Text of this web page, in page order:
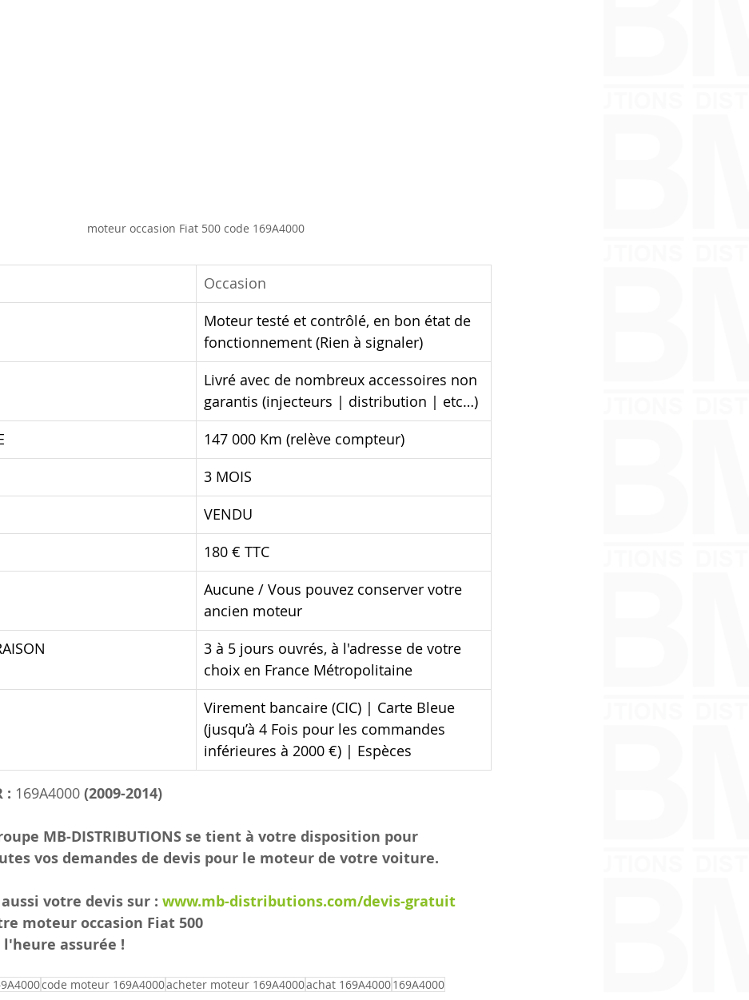
moteur occasion Fiat 500 code 169A4000
Occasion
Moteur testé et contrôlé, en bon état de
fonctionnement (Rien à signaler)
Livré avec de nombreux accessoires non
garantis (injecteurs | distribution | etc…)
147 000 Km (relève compteur)
3 MOIS
VENDU
180 € TTC
Aucune / Vous pouvez conserver votre
ancien moteur
3 à 5 jours ouvrés, à l'adresse de votre
choix en France Métropolitaine
Virement bancaire (CIC) | Carte Bleue
(jusqu’à 4 Fois pour les commandes
inférieures à 2000 €) | Espèces
: 169A4000 (2009-2014)
MB-DISTRIBUTIONS se tient à votre disposition pour
vos demandes de devis pour le moteur de votre voiture.
votre devis sur : www.mb-distributions.com/devis-gratuit
moteur occasion Fiat 500
l'heure assurée !
code moteur 169A4000acheter moteur 169A4000achat 169A4000169A4000